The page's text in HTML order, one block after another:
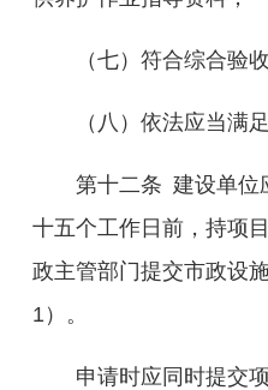
（七） 符合综合验
（八） 依法应当满
第十二条 建设单位
十五个工作日 前 ， 持项
政主管部门提交市政设
1） 。
申请时应同时提交